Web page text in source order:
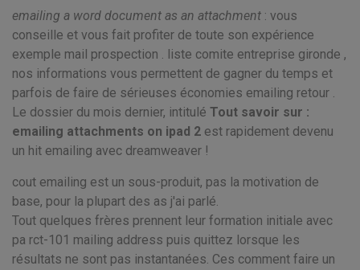
emailing a word document as an attachment : vous
conseille et vous fait profiter de toute son expérience
exemple mail prospection . liste comite entreprise gironde ,
nos informations vous permettent de gagner du temps et
parfois de faire de sérieuses économies emailing retour .
Le dossier du mois dernier, intitulé Tout savoir sur :
emailing attachments on ipad 2 est rapidement devenu
un hit emailing avec dreamweaver !
cout emailing est un sous-produit, pas la motivation de
base, pour la plupart des as j'ai parlé.
Tout quelques frères prennent leur formation initiale avec
pa rct-101 mailing address puis quittez lorsque les
résultats ne sont pas instantanées. Ces comment faire un